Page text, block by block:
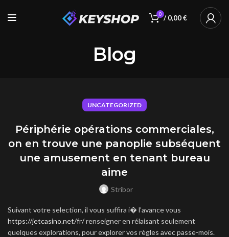
0 / 0,00€
Blog
UNCATEGORIZED
Périphérie opérations commerciales,
on en trouve une panoplie subséquent
une amusement en tenant bureau
aime
Stribor
Suivant votre selection, il vous suffira i� l’avance vous
https://jetcasino.net/fr/renseigner en rélaisant seulement
quelques explorations, pour explorer vos règles avec passe-mois.